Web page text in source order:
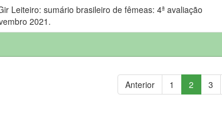
Leiteiro: sumário brasileiro de fêmeas: 4ª avaliação
2021.
Anterior 1 2 3